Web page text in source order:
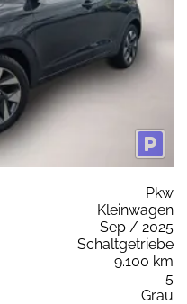
Pkw
Kleinwagen
Sep / 2025
Schaltgetriebe
9.100 km
5
Grau